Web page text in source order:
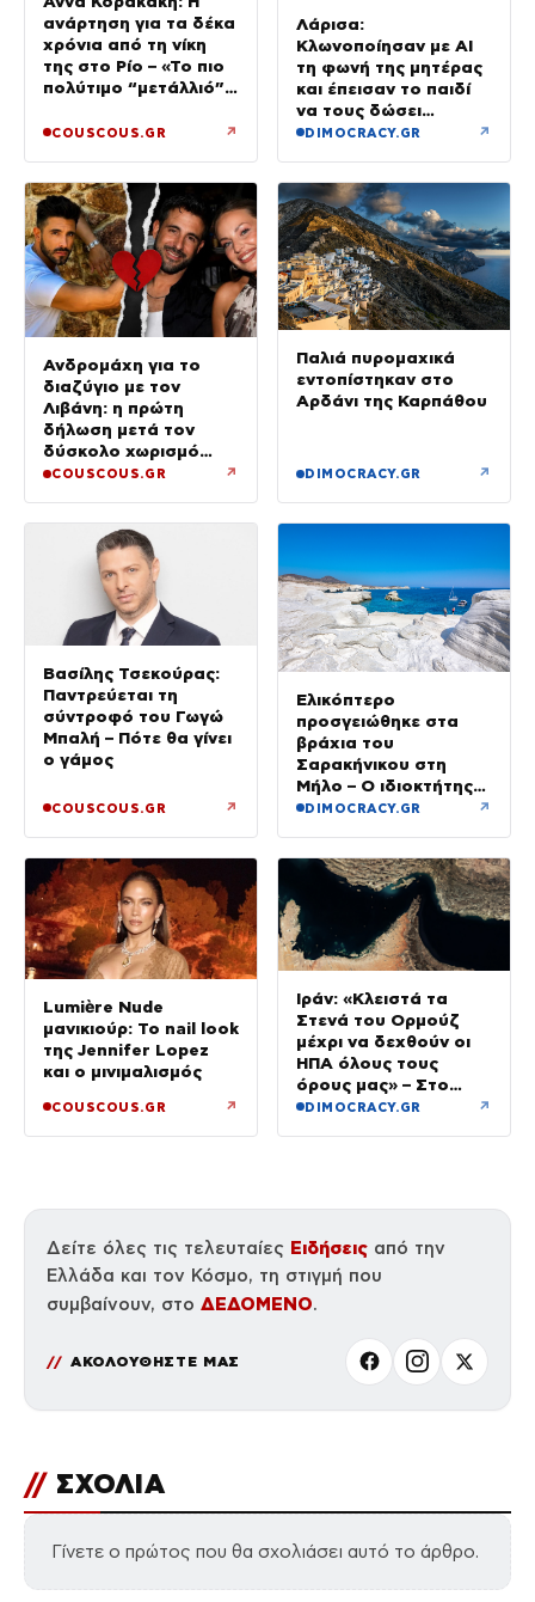
ανάρτηση για τα δέκα
χρόνια από τη νίκη
της στο Ρίο – «Το πιο
πολύτιμο “μετάλλιό”
COUSCOUS.GR ↗
Λάρισα:
Κλωνοποίησαν με AI
τη φωνή της μητέρας
και έπεισαν το παιδί
να τους δώσει
χρήματα και
DIMOCRACY.GR ↗
Ανδρομάχη για το
διαζύγιο με τον
Λιβάνη: η πρώτη
δήλωση μετά τον
δύσκολο χωρισμό
«Όποιος έχει…»
COUSCOUS.GR ↗
Παλιά πυρομαχικά
εντοπίστηκαν στο
Αρδάνι της Καρπάθου
DIMOCRACY.GR ↗
Βασίλης Τσεκούρας:
Παντρεύεται τη
σύντροφό του Γωγώ
Μπαλή – Πότε θα γίνει
ο γάμος
COUSCOUS.GR ↗
Ελικόπτερο
προσγειώθηκε στα
βράχια του
Σαρακήνικου στη
Μήλο – Ο ιδιοκτήτης
κατέβηκε για μπάνιο
DIMOCRACY.GR ↗
Lumière Nude
μανικιούρ: Το nail look
της Jennifer Lopez
και ο μινιμαλισμός
COUSCOUS.GR ↗
Ιράν: «Κλειστά τα
Στενά του Ορμούζ
μέχρι να δεχθούν οι
ΗΠΑ όλους τους
όρους μας» – Στο
τραπέζι συμφωνία για
DIMOCRACY.GR ↗
Δείτε όλες τις τελευταίες Ειδήσεις από την
Ελλάδα και τον Κόσμο, τη στιγμή που
συμβαίνουν, στο ΔΕΔΟΜΕΝΟ.
ΑΚΟΛΟΥΘΗΣΤΕ ΜΑΣ
// ΣΧΟΛΙΑ
Γίνετε ο πρώτος που θα σχολιάσει αυτό το άρθρο.